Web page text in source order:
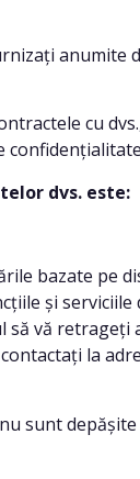
anumite
cu
dvs. este:
bazate pe
și serviciile
să vă
la
depășite